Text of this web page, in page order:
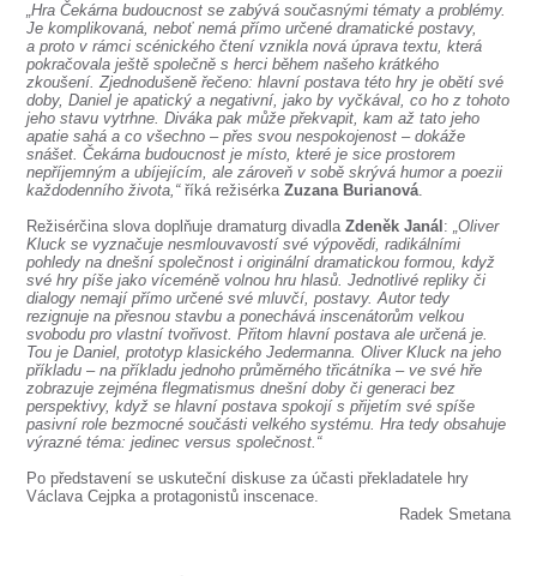
„Hra Čekárna budoucnost se zabývá současnými tématy a problémy.
Je komplikovaná, neboť nemá přímo určené dramatické postavy,
a proto v rámci scénického čtení vznikla nová úprava textu, která
pokračovala ještě společně s herci během našeho krátkého
zkoušení. Zjednodušeně řečeno: hlavní postava této hry je obětí své
doby, Daniel je apatický a negativní, jako by vyčkával, co ho z tohoto
jeho stavu vytrhne. Diváka pak může překvapit, kam až tato jeho
apatie sahá a co všechno – přes svou nespokojenost – dokáže
snášet. Čekárna budoucnost je místo, které je sice prostorem
nepříjemným a ubíjejícím, ale zároveň v sobě skrývá humor a poezii
každodenního života,“říká režisérkaZuzana Burianová.
Režisérčina slova doplňuje dramaturg divadlaZdeněk Janál :„Oliver
Kluck se vyznačuje nesmlouvavostí své výpovědi, radikálními
pohledy na dnešní společnost i originální dramatickou formou, když
své hry píše jako víceméně volnou hru hlasů. Jednotlivé repliky či
dialogy nemají přímo určené své mluvčí, postavy. Autor tedy
rezignuje na přesnou stavbu a ponechává inscenátorům velkou
svobodu pro vlastní tvořivost. Přitom hlavní postava ale určená je.
Tou je Daniel, prototyp klasického Jedermanna. Oliver Kluck na jeho
příkladu – na příkladu jednoho průměrného třicátníka – ve své hře
zobrazuje zejména flegmatismus dnešní doby či generaci bez
perspektivy, když se hlavní postava spokojí s přijetím své spíše
pasivní role bezmocné součásti velkého systému. Hra tedy obsahuje
výrazné téma: jedinec versus společnost.“
Po představení se uskuteční diskuse za účasti překladatele hry
Václava Cejpka a protagonistů inscenace.
Radek Smetana